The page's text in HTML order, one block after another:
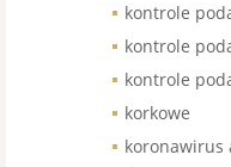
kontrole
kontrole
kontrole
korkowe
koronawirus